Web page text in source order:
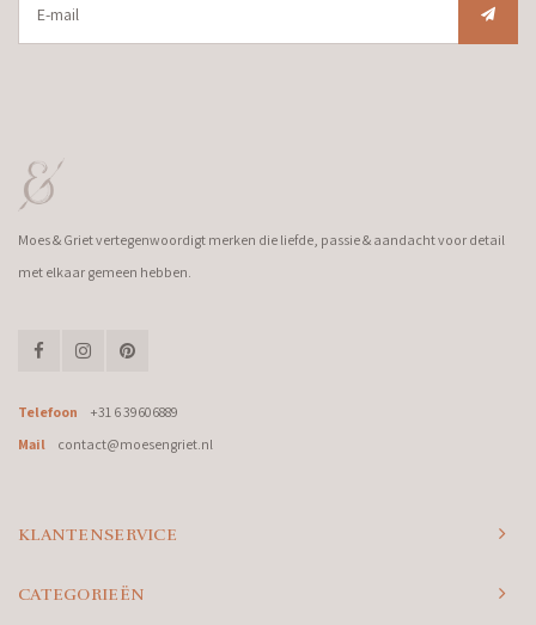
Moes & Griet vertegenwoordigt merken die liefde, passie & aandacht voor detail
met elkaar gemeen hebben.
Telefoon
+31 6 39606889
Mail
contact@moesengriet.nl
KLANTENSERVICE
CATEGORIEËN